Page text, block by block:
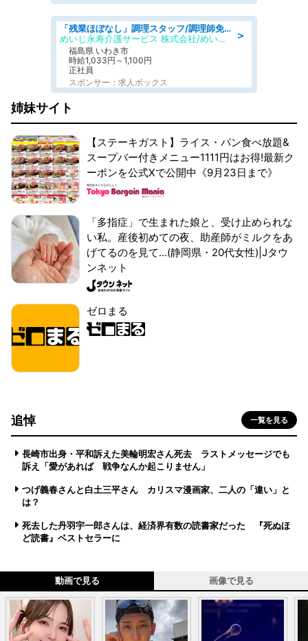
＞
「残業ほぼなし」調理スタッフ/調理師免許必須/正職員/日勤のみ/住宅型有料老人ホーム
めいじ永寿介護サービス 株式会社/めいじ永寿介護サービスセンター
福島県 いわき市
時給1,033円～1,100円
正社員
スポンサー：求人ボックス
姉妹サイト
【ステーキガスト】ライス・パン食べ放題&
スープバー付きメニュー1111円はお得!最新ク
ーポンを公式Xで公開中《9月23日まで》
「多指症」で生まれた娘と、受け止められな
い私。産後初めての夜、助産師がミルクをあ
げてるのを見て...(静岡県・20代女性)|Jタウ
ンネット
ゼロまる
追悼 一覧を見る
長崎市出身・平和訴えた美輪明宏さん死去 ラストメッセージでも
訴え「愛があれば 戦争なんか起こりません」
つげ義春さんと白土三平さん カリスマ漫画家、二人の「違い」と
は？
死去した丹羽宇一郎さんは、経済界有数の読書家だった 『死ぬほ
ど読書』ベストセラーに
動画で見る 画像で見る